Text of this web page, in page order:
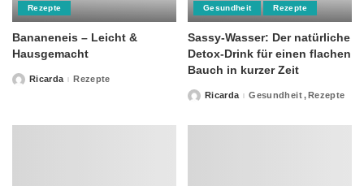
Rezepte
Bananeneis – Leicht &
Hausgemacht
PostedRicarda Rezepte
Gesundheit Rezepte
Sassy-Wasser: Der natürliche
Detox-Drink für einen flachen
Bauch in kurzer Zeit
PostedRicarda Gesundheit Rezepte